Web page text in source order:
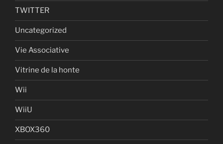
TWITTER
Uncategorized
Vie Associative
Vitrine de la honte
Wii
WiiU
XBOX360